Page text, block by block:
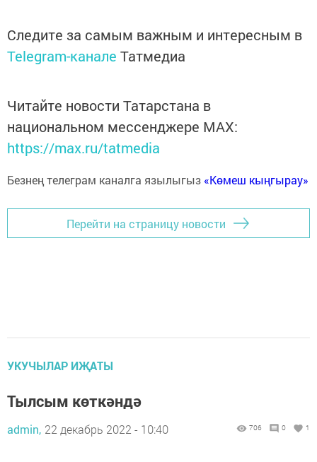
Следите за самым важным и интересным в
Telegram-канале Татмедиа
Читайте новости Татарстана в
национальном мессенджере MАХ:
https://max.ru/tatmedia
Безнең телеграм каналга язылыгыз «Көмеш кыңгырау»
Перейти на страницу новости
УКУЧЫЛАР ИҖАТЫ
Тылсым көткәндә
admin, 22 декабрь 2022 - 10:40 706 0 1